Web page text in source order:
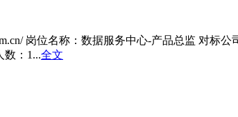
岗位名称：数据服务中心-产品总监 对
数：1...全文